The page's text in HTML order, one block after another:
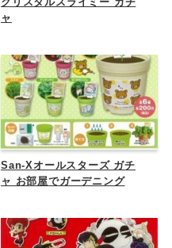
ャ
San-Xオールスターズ ガチ
ャ お部屋でガーデニング